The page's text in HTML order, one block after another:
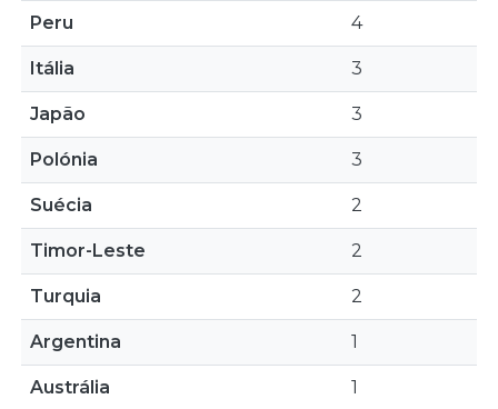
Peru 4
Itália 3
Japão 3
Polónia 3
Suécia 2
Timor-Leste 2
Turquia 2
Argentina 1
Austrália 1